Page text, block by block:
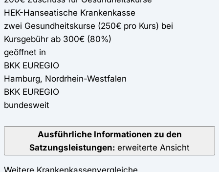
HEK-Hanseatische Krankenkasse
zwei Gesundheitskurse (250€ pro Kurs) bei
Kursgebühr ab 300€ (80%)
geöffnet in
BKK EUREGIO
Hamburg, Nordrhein-Westfalen
BKK EUREGIO
bundesweit
Ausführliche Informationen zu den
Satzungsleistungen: erweiterte Ansicht